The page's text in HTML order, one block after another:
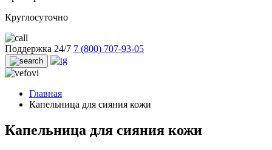
Круглосуточно
Поддержка 24/7 7 (800) 707-93-05
Главная
Капельница для сияния кожи
Капельница для сияния кожи